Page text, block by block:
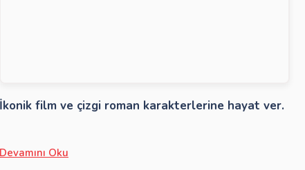
İkonik film ve çizgi roman karakterlerine hayat ver.
Devamını Oku